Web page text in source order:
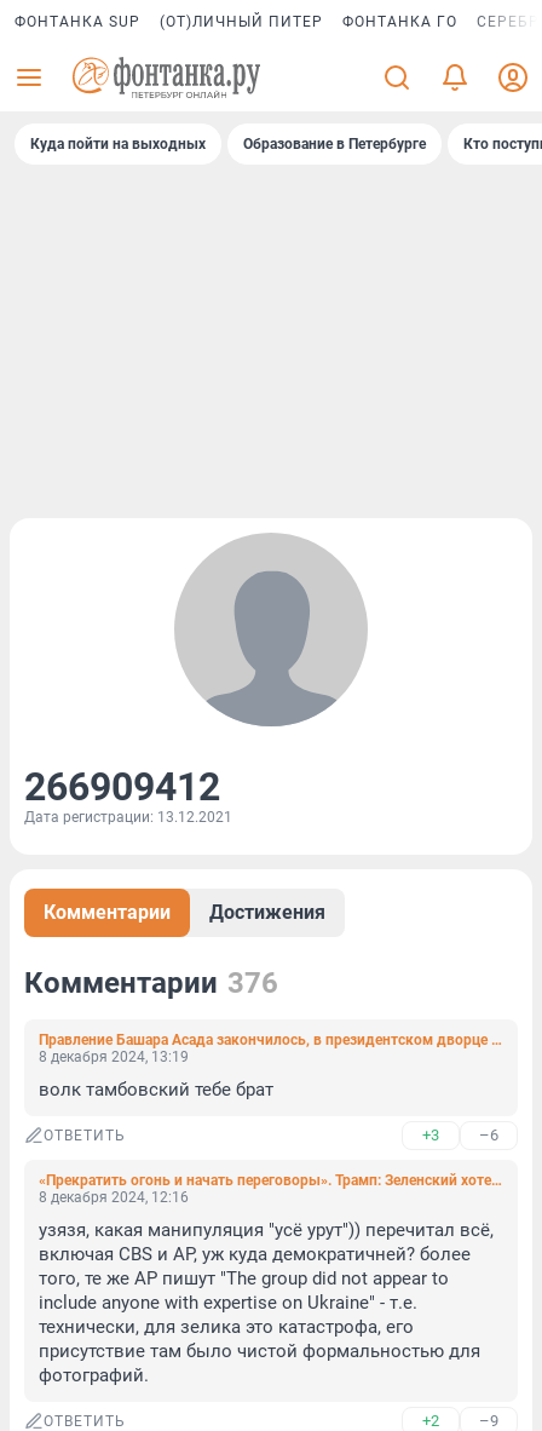
ФОНТАНКА SUP (ОТ)ЛИЧНЫЙ ПИТЕР ФОНТАНКА ГО
Куда пойти на выходных Образование в Петербурге Кто
266909412
Дата регистрации: 13.12.2021
Комментарии Достижения
Комментарии 376
Правление Башара Асада закончилось, в президентском дворце — толпы. Что происходит в Сирии прямо сейчас
8 декабря 2024, 13:19
волк тамбовский тебе брат
ОТВЕТИТЬ +3 –6
«Прекратить огонь и начать переговоры». Трамп: Зеленский хотел бы заключить сделку
8 декабря 2024, 12:16
узязя, какая манипуляция "усё урут")) перечитал всё,
включая CBS и AP, уж куда демократичней? более
того, те же AP пишут "The group did not appear to
include anyone with expertise on Ukraine" - т.е.
технически, для зелика это катастрофа, его
присутствие там было чистой формальностью для
фотографий.
ОТВЕТИТЬ +2 –9